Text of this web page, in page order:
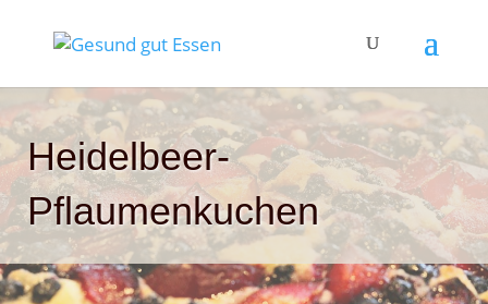
Heidelbeer-
Pflaumenkuchen